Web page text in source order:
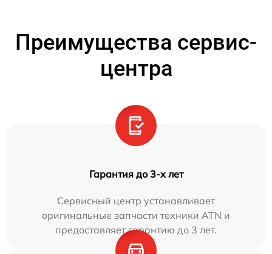
Преимущества сервис-
центра
Гарантия до 3-х лет
Сервисный центр устанавливает
оригинальные запчасти техники ATN и
предоставляет гарантию до 3 лет.